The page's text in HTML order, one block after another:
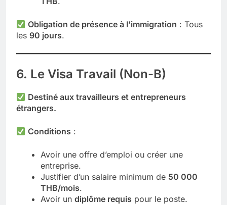
Obligation de présence à l’immigration : Tous
les 90 jours.
6. Le Visa Travail (Non-B)
Destiné aux travailleurs et entrepreneurs
étrangers.
Conditions :
Avoir une offre d’emploi ou créer une
entreprise.
Justifier d’un salaire minimum de 50 000
THB/mois.
Avoir un diplôme requis pour le poste.